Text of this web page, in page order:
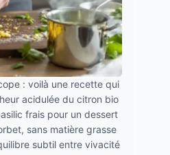
: voilà une recette qui
acidulée du citron bio
frais pour un dessert
sans matière grasse
subtil entre vivacité